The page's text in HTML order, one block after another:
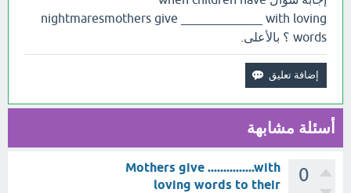
nightmaresmothers give _____________ with loving
words ؟ بالأعلى.
أسئلة مشابهة
0
Mothers give ...............with
loving words to their